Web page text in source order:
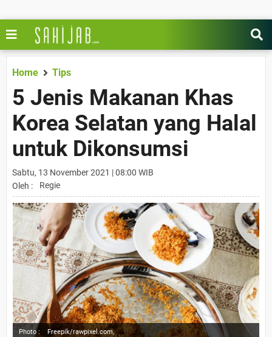
Home Tips
5 Jenis Makanan Khas
Korea Selatan yang Halal
untuk Dikonsumsi
Sabtu, 13 November 2021 | 08:00 WIB
Oleh :
Regie
Photo : Freepik/rawpixel.com,